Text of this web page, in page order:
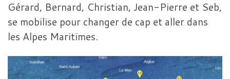
Gérard, Bernard, Christian, Jean-Pierre et Seb,
se mobilise pour changer de cap et aller dans
les Alpes Maritimes.